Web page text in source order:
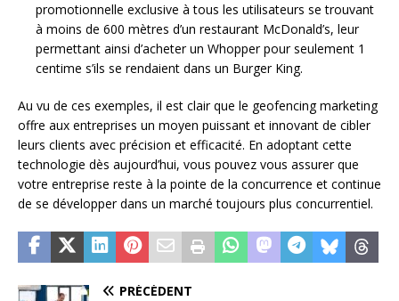
promotionnelle exclusive à tous les utilisateurs se trouvant
à moins de 600 mètres d’un restaurant McDonald’s, leur
permettant ainsi d’acheter un Whopper pour seulement 1
centime s’ils se rendaient dans un Burger King.
Au vu de ces exemples, il est clair que le geofencing marketing
offre aux entreprises un moyen puissant et innovant de cibler
leurs clients avec précision et efficacité. En adoptant cette
technologie dès aujourd’hui, vous pouvez vous assurer que
votre entreprise reste à la pointe de la concurrence et continue
de se développer dans un marché toujours plus concurrentiel.
PRÉCÉDENT